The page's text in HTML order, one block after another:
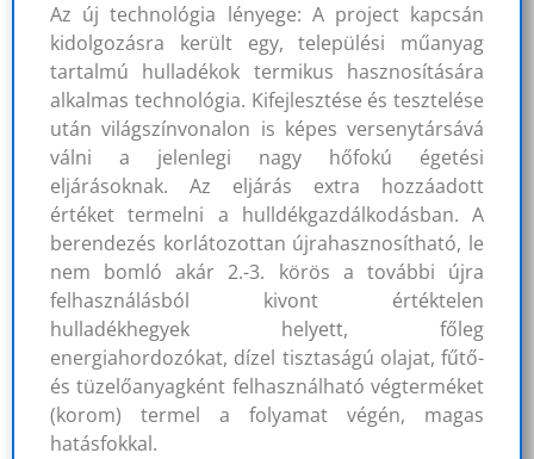
Az új technológia lényege: A project kapcsán
kidolgozásra került egy, települési műanyag
tartalmú hulladékok termikus hasznosítására
alkalmas technológia. Kifejlesztése és tesztelése
után világszínvonalon is képes versenytársává
válni a jelenlegi nagy hőfokú égetési
eljárásoknak. Az eljárás extra hozzáadott
értéket termelni a hulldékgazdálkodásban. A
berendezés korlátozottan újrahasznosítható, le
nem bomló akár 2.-3. körös a további újra
felhasználásból kivont értéktelen
hulladékhegyek helyett, főleg
energiahordozókat, dízel tisztaságú olajat, fűtő-
és tüzelőanyagként felhasználható végterméket
(korom) termel a folyamat végén, magas
hatásfokkal.